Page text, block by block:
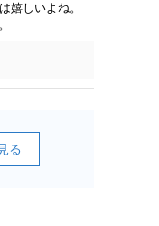
嬉しいよね。
る